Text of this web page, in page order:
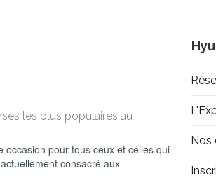
les plus populaires au
pour tous ceux et celles qui
consacré aux
Nos